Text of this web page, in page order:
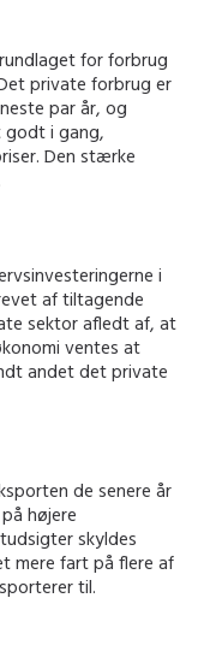
for forbrug
private forbrug er
par år, og
godt i gang,
Den stærke
i
af tiltagende
sektor afledt af, at
ventes at
andet det private
de senere år
højere
skyldes
mere fart på flere af
til.